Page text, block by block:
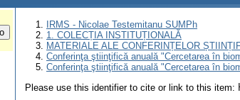
IRMS - Nicolae Testemitanu SUMPh
1. COLECȚIA INSTITUȚIONALĂ
MATERIALE ALE CONFERINȚELOR
Conferinţa ştiinţifică anuală "Cercetarea în
Conferinţa ştiinţifică anuală "Cercetarea în
Please use this identifier to cite or link to this item: